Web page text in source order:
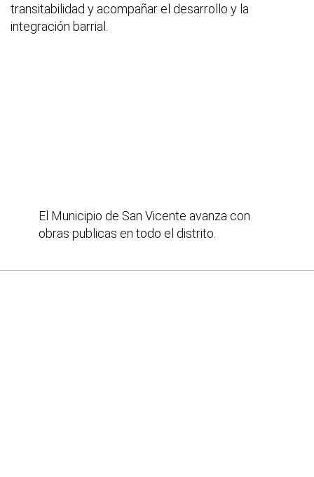
transitabilidad y acompañar el desarrollo y la
integración barrial.
El Municipio de San Vicente avanza con
obras publicas en todo el distrito.